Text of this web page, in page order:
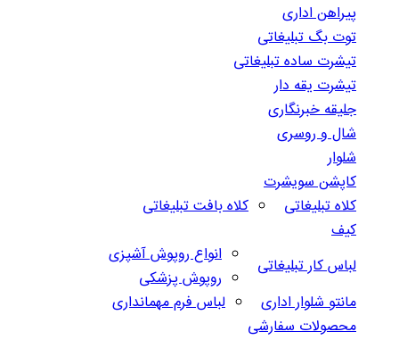
پیراهن اداری
توت بگ تبلیغاتی
تیشرت ساده تبلیغاتی
تیشرت یقه دار
جلیقه خبرنگاری
شال و روسری
شلوار
کاپشن سویشرت
کلاه تبلیغاتی
کلاه بافت تبلیغاتی
کیف
لباس کار تبلیغاتی
انواع روپوش آشپزی
روپوش پزشکی
مانتو شلوار اداری
لباس فرم مهمانداری
محصولات سفارشی